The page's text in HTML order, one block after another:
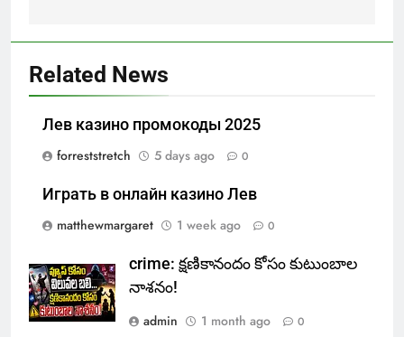
Related News
Лев казино промокоды 2025
forreststretch
5 days ago 0
Играть в онлайн казино Лев
matthewmargaret
1 week ago 0
crime: క్షణికానందం కోసం కుటుంబాల
నాశనం!
admin
1 month ago 0